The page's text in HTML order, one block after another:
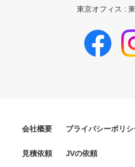
東京オフィス :
会社概要 プライバシーポリシ
見積依頼 JVの依頼